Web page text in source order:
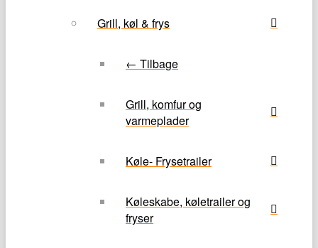
Grill, køl & frys
← Tilbage
Grill, komfur og
varmeplader
Køle- Frysetrailer
Køleskabe, køletrailer og
fryser